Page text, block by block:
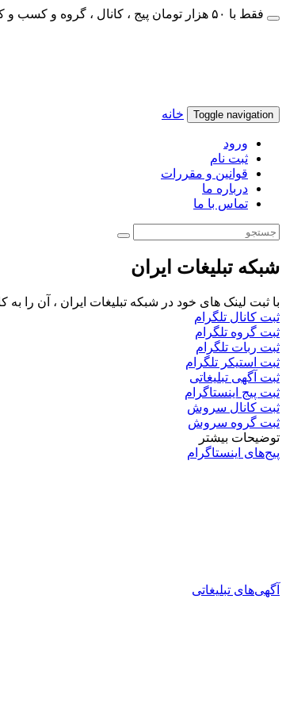
فقط با ۵۰ هزار تومان پیج ، کانال ، گروه و کسب و کار خود را تبلیغات کنید
Toggle navigation خانه
ورود
ثبت نام
قوانین و مقررات
درباره ما
تماس با ما
شبکه تبلیغات ایران
با ثبت لینک های خود در شبکه تبلیغات ایران ، آن را
ثبت کانال تلگرام
ثبت گروه تلگرام
ثبت ربات تلگرام
ثبت استیکر تلگرام
ثبت آگهی تبلیغاتی
ثبت پیج اینستاگرام
ثبت کانال سروش
ثبت گروه سروش
توضیحات بیشتر
پیج‌های اینستاگرام
آگهی‌های تبلیغاتی